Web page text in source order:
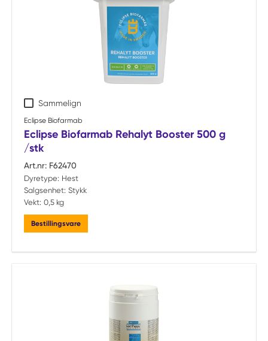
Sammelign
Eclipse Biofarmab
Eclipse Biofarmab Rehalyt Booster 500 g
/stk
Art.nr: F62470
Dyretype: Hest
Salgsenhet: Stykk
Vekt: 0,5 kg
Bestillingsvare